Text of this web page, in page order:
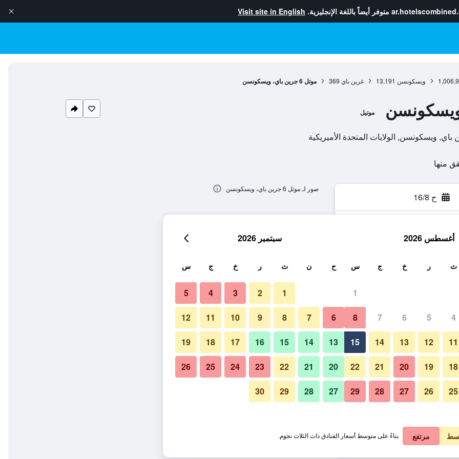
متوفر أيضاً باللغة الإنجليزية. Visit site in English
ويسكونسن 13,191 غرين باي 369 موتل 6 جرين باي، ويسكونسن
موتيل
ح 16/8
في الليلة
﷼ عرض الصفقة
﷼ عرض الصفقة
صور لـ موتل 6 جرين باي، ويسكونسن
أغسطس 2026
ث ر خ ج س
1
4
5
6
7
8
11
12
13
14
15
18
19
20
21
22
25
26
27
28
29
سبتمبر 2026
ح ن ث ر خ ج س
1
2
3
4
5
6
7
8
9
10
11
12
13
14
15
16
17
18
19
20
21
22
23
24
25
26
27
28
29
30
مرتفع بناءً على متوسط أسعار الفنادق ذات الثلاث نجوم.